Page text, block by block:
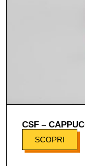
CSF –
SCOPRI